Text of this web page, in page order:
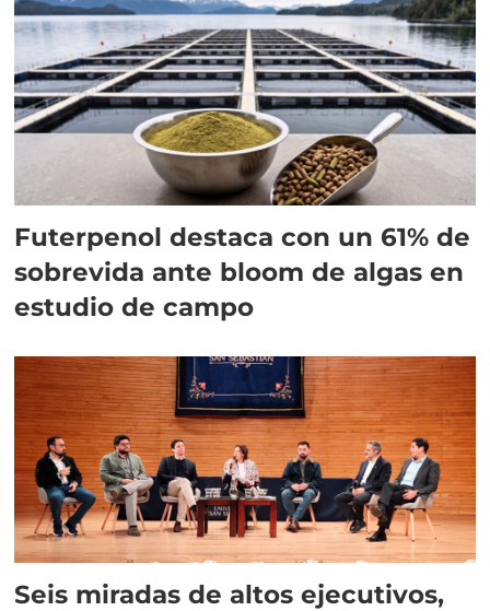
Futerpenol destaca con un 61% de
sobrevida ante bloom de algas en
estudio de campo
Seis miradas de altos ejecutivos,